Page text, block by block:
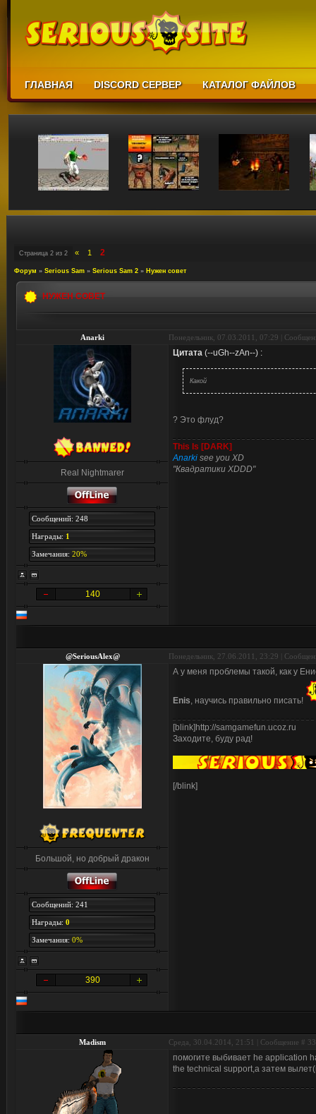
ГЛАВНАЯ DISCORD СЕРВЕР КАТАЛОГ ФАЙЛОВ
Страница 2 из 2 « 1 2
Форум » Serious Sam » Serious Sam 2 » Нужен совет
НУЖЕН СОВЕТ
Anarki Понедельник, 07.03.2011, 07:29 |
Real Nightmarer
Сообщений: 248
Награды: 1
Замечания: 20%
140
Цитата (--uGh--zAn--) :
Какой
? Это флуд?
This Is [DARK]
Anarki see you XD
"Квадратики XDDD"
@SeriousAlex@ Понедельник, 27.06.2011, 23:29 |
Большой, но добрый дракон
Сообщений: 241
Награды: 0
Замечания: 0%
390
А у меня проблемы такой, как у
Enis, научись правильно писать!
[blink]http://samgamefun.ucoz.ru
Заходите, буду рад!
[/blink]
Madism Среда, 30.04.2014, 21:51 | Сообщение # 33
помогите выбивает he application
the technical support,а затем